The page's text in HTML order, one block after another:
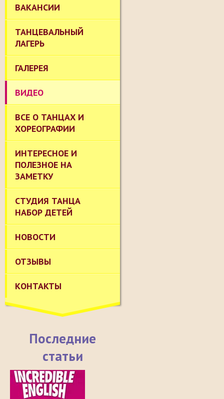
ВАКАНСИИ
ТАНЦЕВАЛЬНЫЙ
ЛАГЕРЬ
ГАЛЕРЕЯ
ВИДЕО
ВСЕ О ТАНЦАХ И
ХОРЕОГРАФИИ
ИНТЕРЕСНОЕ И
ПОЛЕЗНОЕ НА
ЗАМЕТКУ
СТУДИЯ ТАНЦА
НАБОР ДЕТЕЙ
НОВОСТИ
ОТЗЫВЫ
КОНТАКТЫ
Последние
статьи